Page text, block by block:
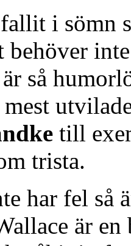
i sömn
behöver
så
till
trista.
har fel så
är